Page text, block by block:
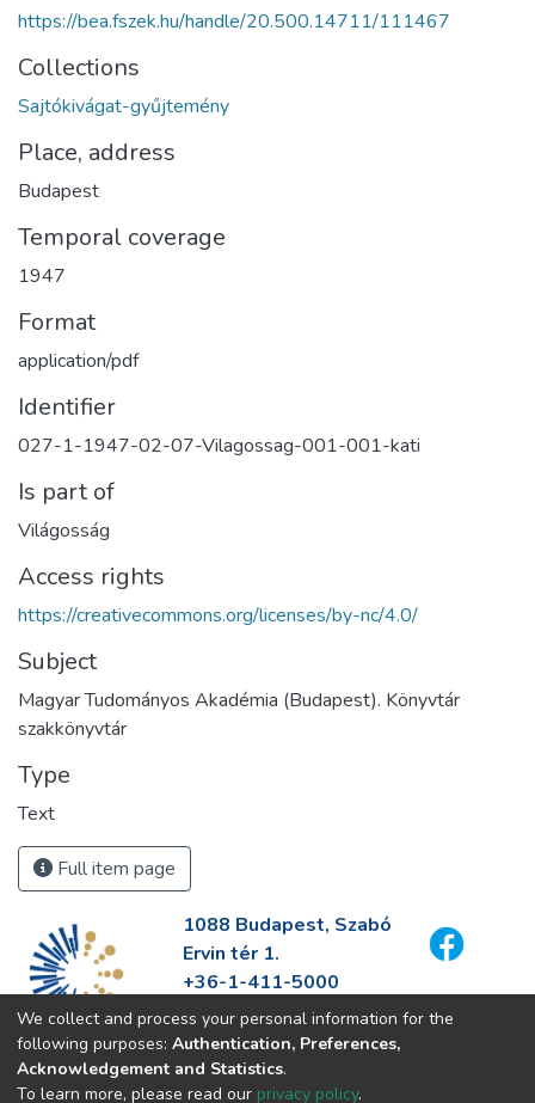
https://bea.fszek.hu/handle/20.500.14711/111467
Collections
Sajtókivágat-gyűjtemény
Place, address
Budapest
Temporal coverage
1947
Format
application/pdf
Identifier
027-1-1947-02-07-Vilagossag-001-001-kati
Is part of
Világosság
Access rights
https://creativecommons.org/licenses/by-nc/4.0/
Subject
Magyar Tudományos Akadémia (Budapest). Könyvtár
szakkönyvtár
Type
Text
Full item page
1088 Budapest, Szabó
Ervin tér 1.
+36-1-411-5000
info@fszek.hu
https://fszek.hu
We collect and process your personal information for the
following purposes: Authentication, Preferences,
Acknowledgement and Statistics.
To learn more, please read our privacy policy.